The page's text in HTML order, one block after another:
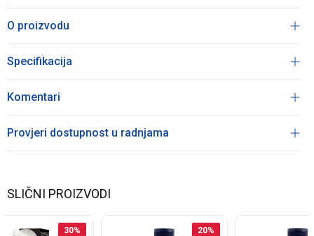
O proizvodu
Specifikacija
Komentari
Provjeri dostupnost u radnjama
SLIČNI PROIZVODI
30% 20%